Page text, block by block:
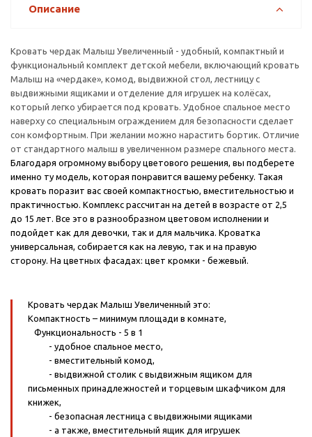
Описание
Кровать чердак Малыш Увеличенный - удобный, компактный и
функциональный комплект детской мебели, включающий кровать
Малыш на «чердаке», комод, выдвижной стол, лестницу с
выдвижными ящиками и отделение для игрушек на колёсах,
который легко убирается под кровать. Удобное спальное место
наверху со специальным ограждением для безопасности сделает
сон комфортным. При желании можно нарастить бортик. Отличие
от стандартного малыш в увеличенном размере спального места.
Благодаря огромному выбору цветового решения, вы подберете
именно ту модель, которая понравится вашему ребенку. Такая
кровать поразит вас своей компактностью, вместительностью и
практичностью. Комплекс рассчитан на детей в возрасте от 2,5
до 15 лет. Все это в разнообразном цветовом исполнении и
подойдет как для девочки, так и для мальчика. Кроватка
универсальная, собирается как на левую, так и на правую
сторону. На цветных фасадах: цвет кромки - бежевый.
Кровать чердак Малыш Увеличенный это:
Компактность – минимум площади в комнате,
Функциональность - 5 в 1
- удобное спальное место,
- вместительный комод,
- выдвижной столик с выдвижным ящиком для
письменных принадлежностей и торцевым шкафчиком для
книжек,
- безопасная лестница с выдвижными ящиками
- а также, вместительный ящик для игрушек